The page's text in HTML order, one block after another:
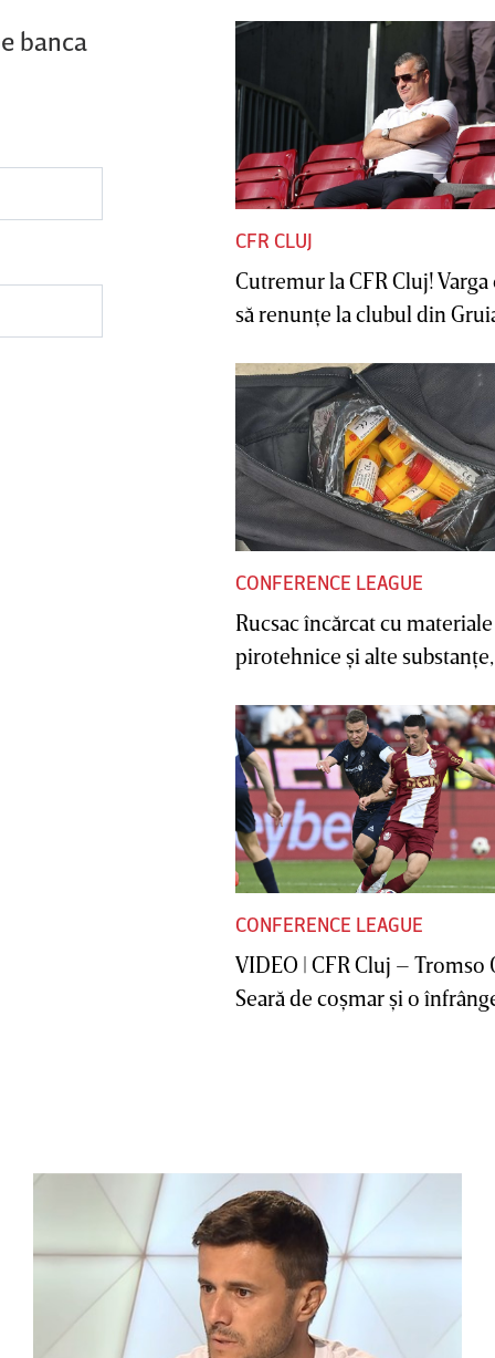
banca
CFR CLUJ
Cutremur la CFR Cluj! Varga
să renunţe la clubul din
CONFERENCE LEAGUE
Rucsac încărcat cu materiale
pirotehnice şi alte substanţe,
CONFERENCE LEAGUE
VIDEO | CFR Cluj – Tromso
Seară de coşmar şi o